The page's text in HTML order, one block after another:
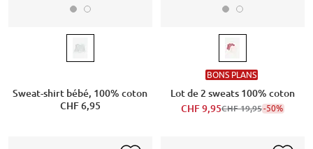
Sweat-shirt bébé, 100% coton
CHF 6,95
BONS PLANS
Lot de 2 sweats 100% coton
CHF 9,95CHF 19,95-50%